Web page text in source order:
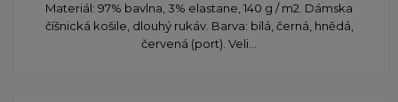
Materiál: 97% bavlna, 3% elastane, 140 g / m2. Dámska
číšnická košile, dlouhý rukáv. Barva: bílá, černá, hnědá,
červená (port). Veli...